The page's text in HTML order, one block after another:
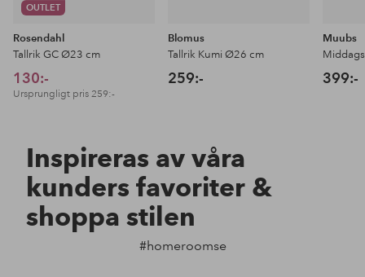
OUTLET
Rosendahl
Tallrik GC Ø23 cm
130:-
Ursprungligt pris 259:-
Blomus
Tallrik Kumi Ø26 cm
259:-
Muubs
399:-
Inspireras av våra
kunders favoriter &
shoppa stilen
#homeroomse